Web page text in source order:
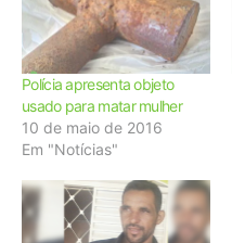
Polícia apresenta objeto
usado para matar mulher
10 de maio de 2016
Em "Notícias"